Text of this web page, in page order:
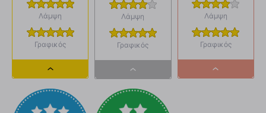
Λάμψη
Γραφικός
Dropdown
button
Λάμψη
Γραφικός
Dropdown
button
Λάμψη
Γραφικός
Dropdown